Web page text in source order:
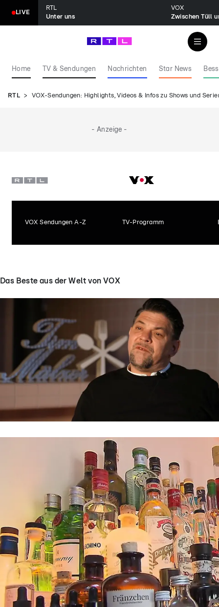
LIVE
RTL
Unter uns
VOX
Zwischen Tüll
Home TV & Sendungen Nachrichten Star News
RTL VOX-Sendungen: Highlights, Videos & Infos zu Shows und
- Anzeige -
VOX Sendungen A-Z TV-Programm
Das Beste aus der Welt von VOX
Kitchen Impossible
Kurz vor einer harmlosen "Kitchen
Impossible"-Challenge wird der Koch